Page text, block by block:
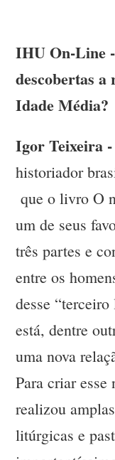
IHU On-Line
descobertas
Idade Média?
Igor Teixeira -
historiador
que o livro O
um de seus
três partes e
entre os
desse
está, dentre
uma nova
Para criar
realizou
litúrgicas e